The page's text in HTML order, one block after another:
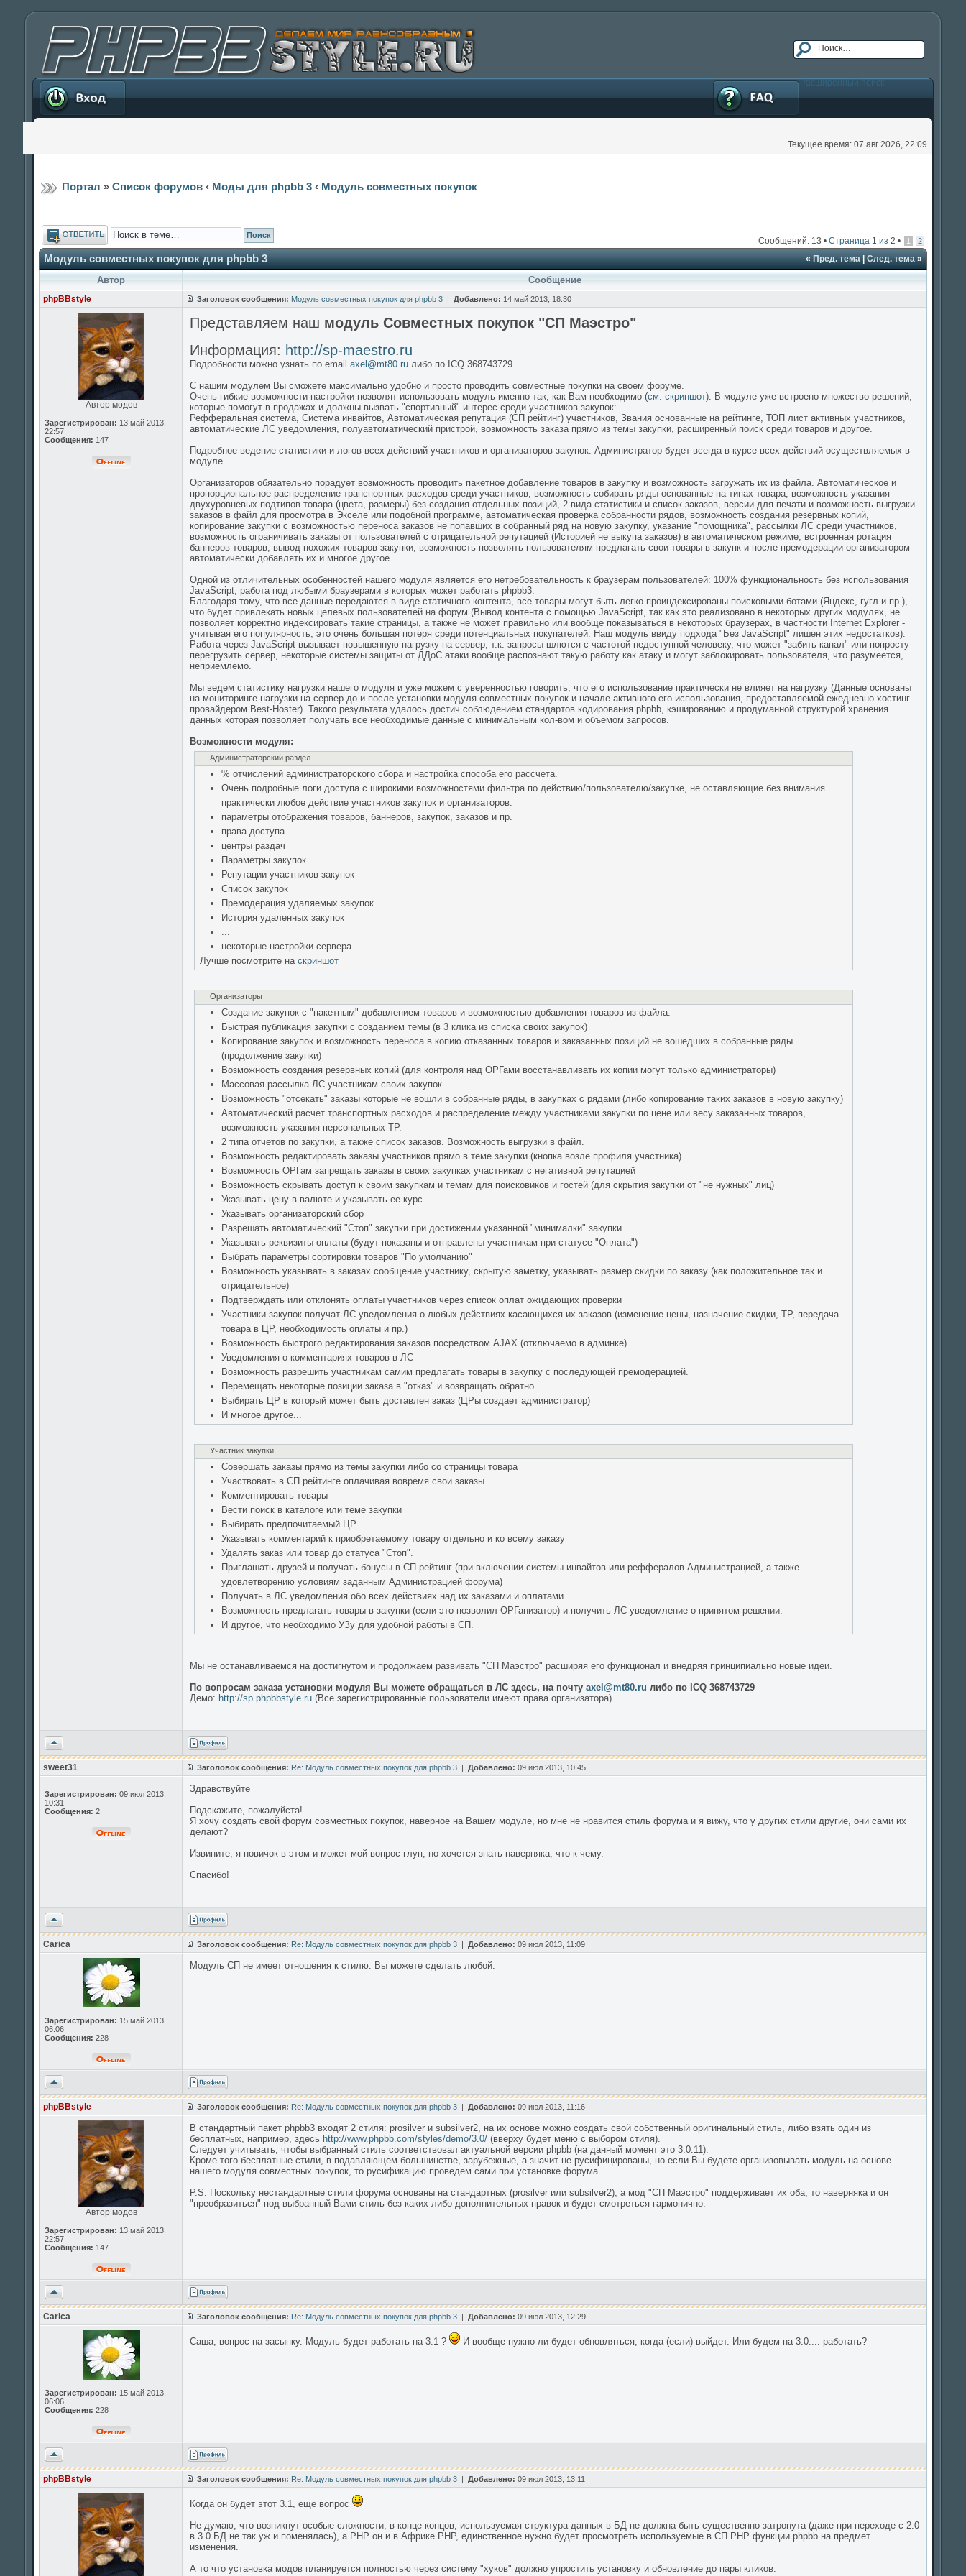
Вход Расширенный поиск
FAQ
Текущее время: 07 авг 2026, 22:09
Портал » Список форумов ‹ Моды для phpbb 3 ‹ Модуль совместных покупок
Ответить
Сообщений: 13 • Страница 1 из 2 • 1 2
Модуль совместных покупок для phpbb 3 «Пред. тема|След. тема»
Автор Сообщение
phpBBstyle Заголовок сообщения: Модуль совместных покупок для phpbb 3 | Добавлено: 14 май 2013, 18:30
Автор модов
Зарегистрирован: 13 май 2013,
22:57
Сообщения: 147
Представляем наш модуль Совместных покупок "СП Маэстро"
Информация: http://sp-maestro.ru
Подробности можно узнать по email axel@mt80.ru либо по ICQ 368743729
С нашим модулем Вы сможете максимально удобно и просто проводить совместные покупки на своем форуме.
Очень гибкие возможности настройки позволят использовать модуль именно так, как Вам необходимо (см. скриншот). В модуле уже встроено множество решений,
которые помогут в продажах и должны вызвать "спортивный" интерес среди участников закупок:
Рефферальная система, Система инвайтов, Автоматическая репутация (СП рейтинг) участников, Звания основанные на рейтинге, ТОП лист активных участников,
автоматические ЛС уведомления, полуавтоматический пристрой, возможность заказа прямо из темы закупки, расширенный поиск среди товаров и другое.
Подробное ведение статистики и логов всех действий участников и организаторов закупок: Администратор будет всегда в курсе всех действий осуществляемых в
модуле.
Организаторов обязательно порадует возможность проводить пакетное добавление товаров в закупку и возможность загружать их из файла. Автоматическое и
пропорциональное распределение транспортных расходов среди участников, возможность собирать ряды основанные на типах товара, возможность указания
двухуровневых подтипов товара (цвета, размеры) без создания отдельных позиций, 2 вида статистики и список заказов, версии для печати и возможность выгрузки
заказов в файл для просмотра в Экселе или подобной программе, автоматическая проверка собранности рядов, возможность создания резервных копий,
копирование закупки с возможностью переноса заказов не попавших в собранный ряд на новую закупку, указание "помощника", рассылки ЛС среди участников,
возможность ограничивать заказы от пользователей с отрицательной репутацией (Историей не выкупа заказов) в автоматическом режиме, встроенная ротация
баннеров товаров, вывод похожих товаров закупки, возможность позволять пользователям предлагать свои товары в закупк и после премодерации организатором
автоматически добавлять их и многое другое.
Одной из отличительных особенностей нашего модуля является его нетребовательность к браузерам пользователей: 100% функциональность без использования
JavaScript, работа под любыми браузерами в которых может работать phpbb3.
Благодаря тому, что все данные передаются в виде статичного контента, все товары могут быть легко проиндексированы поисковыми ботами (Яндекс, гугл и пр.),
что будет привлекать новых целевых пользователей на форум (Вывод контента с помощью JavaScript, так как это реализовано в некоторых других модулях, не
позволяет корректно индексировать такие страницы, а также не может правильно или вообще показываться в некоторых браузерах, в частности Internet Explorer -
учитывая его популярность, это очень большая потеря среди потенциальных покупателей. Наш модуль ввиду подхода "Без JavaScript" лишен этих недостатков).
Работа через JavaScript вызывает повышенную нагрузку на сервер, т.к. запросы шлются с частотой недоступной человеку, что может "забить канал" или попросту
перегрузить сервер, некоторые системы защиты от ДДоС атаки вообще распознают такую работу как атаку и могут заблокировать пользователя, что разумеется,
неприемлемо.
Мы ведем статистику нагрузки нашего модуля и уже можем с уверенностью говорить, что его использование практически не влияет на нагрузку (Данные основаны
на мониторинге нагрузки на сервер до и после установки модуля совместных покупок и начале активного его использования, предоставляемой ежедневно хостинг-
провайдером Best-Hoster). Такого результата удалось достич соблюдением стандартов кодирования phpbb, кэшированию и продуманной структурой хранения
данных которая позволяет получать все необходимые данные с минимальным кол-вом и объемом запросов.
Возможности модуля:
Администраторский раздел
% отчислений администраторского сбора и настройка способа его рассчета.
Очень подробные логи доступа с широкими возможностями фильтра по действию/пользователю/закупке, не оставляющие без внимания
практически любое действие участников закупок и организаторов.
параметры отображения товаров, баннеров, закупок, заказов и пр.
права доступа
центры раздач
Параметры закупок
Репутации участников закупок
Список закупок
Премодерация удаляемых закупок
История удаленных закупок
...
некоторые настройки сервера.
Лучше посмотрите на скриншот
Организаторы
Создание закупок с "пакетным" добавлением товаров и возможностью добавления товаров из файла.
Быстрая публикация закупки с созданием темы (в 3 клика из списка своих закупок)
Копирование закупок и возможность переноса в копию отказанных товаров и заказанных позиций не вошедших в собранные ряды
(продолжение закупки)
Возможность создания резервных копий (для контроля над ОРГами восстанавливать их копии могут только администраторы)
Массовая рассылка ЛС участникам своих закупок
Возможность "отсекать" заказы которые не вошли в собранные ряды, в закупках с рядами (либо копирование таких заказов в новую закупку)
Автоматический расчет транспортных расходов и распределение между участниками закупки по цене или весу заказанных товаров,
возможность указания персональных ТР.
2 типа отчетов по закупки, а также список заказов. Возможность выгрузки в файл.
Возможность редактировать заказы участников прямо в теме закупки (кнопка возле профиля участника)
Возможность ОРГам запрещать заказы в своих закупках участникам с негативной репутацией
Возможность скрывать доступ к своим закупкам и темам для поисковиков и гостей (для скрытия закупки от "не нужных" лиц)
Указывать цену в валюте и указывать ее курс
Указывать организаторский сбор
Разрешать автоматический "Стоп" закупки при достижении указанной "минималки" закупки
Указывать реквизиты оплаты (будут показаны и отправлены участникам при статусе "Оплата")
Выбрать параметры сортировки товаров "По умолчанию"
Возможность указывать в заказах сообщение участнику, скрытую заметку, указывать размер скидки по заказу (как положительное так и
отрицательное)
Подтверждать или отклонять оплаты участников через список оплат ожидающих проверки
Участники закупок получат ЛС уведомления о любых действиях касающихся их заказов (изменение цены, назначение скидки, ТР, передача
товара в ЦР, необходимость оплаты и пр.)
Возможность быстрого редактирования заказов посредством AJAX (отключаемо в админке)
Уведомления о комментариях товаров в ЛС
Возможность разрешить участникам самим предлагать товары в закупку с последующей премодерацией.
Перемещать некоторые позиции заказа в "отказ" и возвращать обратно.
Выбирать ЦР в который может быть доставлен заказ (ЦРы создает администратор)
И многое другое...
Участник закупки
Совершать заказы прямо из темы закупки либо со страницы товара
Участвовать в СП рейтинге оплачивая вовремя свои заказы
Комментировать товары
Вести поиск в каталоге или теме закупки
Выбирать предпочитаемый ЦР
Указывать комментарий к приобретаемому товару отдельно и ко всему заказу
Удалять заказ или товар до статуса "Стоп".
Приглашать друзей и получать бонусы в СП рейтинг (при включении системы инвайтов или реффералов Администрацией, а также
удовлетворению условиям заданным Администрацией форума)
Получать в ЛС уведомления обо всех действиях над их заказами и оплатами
Возможность предлагать товары в закупки (если это позволил ОРГанизатор) и получить ЛС уведомление о принятом решении.
И другое, что необходимо УЗу для удобной работы в СП.
Мы не останавливаемся на достигнутом и продолжаем развивать "СП Маэстро" расширяя его функционал и внедряя принципиально новые идеи.
По вопросам заказа установки модуля Вы можете обращаться в ЛС здесь, на почту axel@mt80.ru либо по ICQ 368743729
Демо: http://sp.phpbbstyle.ru (Все зарегистрированные пользователи имеют права организатора)
Вернуться
к
началу
sweet31 Заголовок сообщения: Re: Модуль совместных покупок для phpbb 3 | Добавлено: 09 июл 2013, 10:45
Зарегистрирован: 09 июл 2013,
10:31
Сообщения: 2
Здравствуйте
Подскажите, пожалуйста!
Я хочу создать свой форум совместных покупок, наверное на Вашем модуле, но мне не нравится стиль форума и я вижу, что у других стили другие, они сами их
делают?
Извините, я новичок в этом и может мой вопрос глуп, но хочется знать наверняка, что к чему.
Спасибо!
Вернуться
к
началу
Carica Заголовок сообщения: Re: Модуль совместных покупок для phpbb 3 | Добавлено: 09 июл 2013, 11:09
Зарегистрирован: 15 май 2013,
06:06
Сообщения: 228
Модуль СП не имеет отношения к стилю. Вы можете сделать любой.
Вернуться
к
началу
phpBBstyle Заголовок сообщения: Re: Модуль совместных покупок для phpbb 3 | Добавлено: 09 июл 2013, 11:16
Автор модов
Зарегистрирован: 13 май 2013,
22:57
Сообщения: 147
В стандартный пакет phpbb3 входят 2 стиля: prosilver и subsilver2, на их основе можно создать свой собственный оригинальный стиль, либо взять один из
бесплатных, например, здесь http://www.phpbb.com/styles/demo/3.0/ (вверху будет меню с выбором стиля).
Следует учитывать, чтобы выбранный стиль соответствовал актуальной версии phpbb (на данный момент это 3.0.11).
Кроме того бесплатные стили, в подавляющем большинстве, зарубежные, а значит не русифицированы, но если Вы будете организовывать модуль на основе
нашего модуля совместных покупок, то русификацию проведем сами при установке форума.
P.S. Поскольку нестандартные стили форума основаны на стандартных (prosilver или subsilver2), а мод "СП Маэстро" поддерживает их оба, то наверняка и он
"преобразиться" под выбранный Вами стиль без каких либо дополнительных правок и будет смотреться гармонично.
Вернуться
к
началу
Carica Заголовок сообщения: Re: Модуль совместных покупок для phpbb 3 | Добавлено: 09 июл 2013, 12:29
Зарегистрирован: 15 май 2013,
06:06
Сообщения: 228
Саша, вопрос на засыпку. Модуль будет работать на 3.1 ? И вообще нужно ли будет обновляться, когда (если) выйдет. Или будем на 3.0.... работать?
Вернуться
к
началу
phpBBstyle Заголовок сообщения: Re: Модуль совместных покупок для phpbb 3 | Добавлено: 09 июл 2013, 13:11
Когда он будет этот 3.1, еще вопрос
Не думаю, что возникнут особые сложности, в конце концов, используемая структура данных в БД не должна быть существенно затронута (даже при переходе с 2.0
в 3.0 БД не так уж и поменялась), а PHP он и в Африке PHP, единственное нужно будет просмотреть используемые в СП PHP функции phpbb на предмет
изменения.
А то что установка модов планируется полностью через систему "хуков" должно упростить установку и обновление до пары кликов.